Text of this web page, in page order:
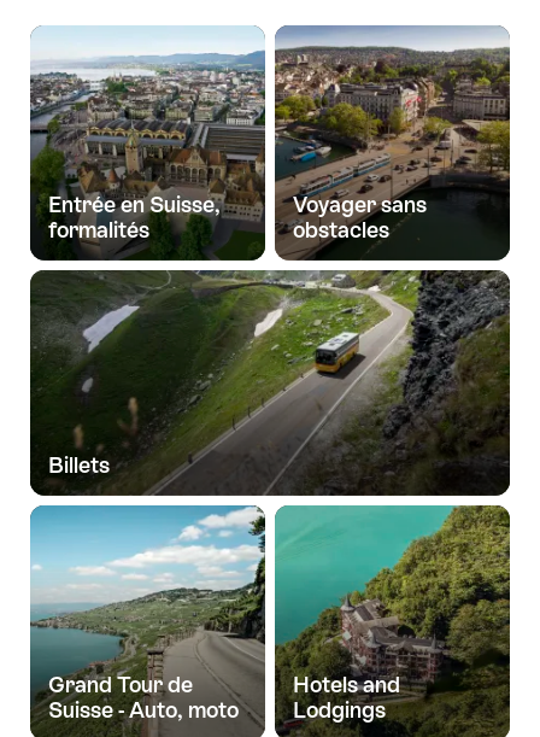
Entrée en Suisse,
formalités
Voyager sans
obstacles
Billets
Grand Tour de
Suisse - Auto, moto
Hotels and
Lodgings